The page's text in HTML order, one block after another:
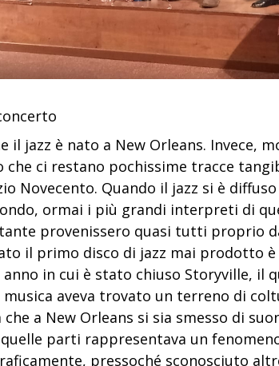
il jazz è nato a New Orleans. Invece,
che ci restano pochissime tracce
Novecento. Quando il jazz si è
ormai i più grandi interpreti di
provenissero quasi tutti proprio
il primo disco di jazz mai prodotto
in cui è stato chiuso Storyville, il
musica aveva trovato un terreno di
a New Orleans si sia smesso di
parti rappresentava un
pressoché sconosciuto